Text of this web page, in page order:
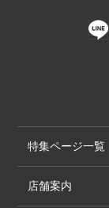
特集ページ一覧
店舗案内